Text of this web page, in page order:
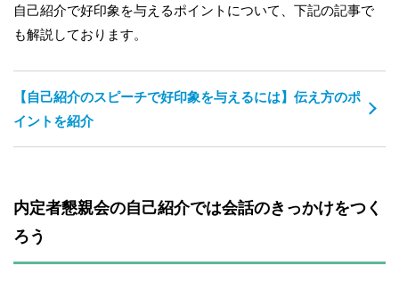
自己紹介で好印象を与えるポイントについて、下記の記事で
も解説しております。
【自己紹介のスピーチで好印象を与えるには】伝え方のポ
イントを紹介
内定者懇親会の自己紹介では会話のきっかけをつく
ろう